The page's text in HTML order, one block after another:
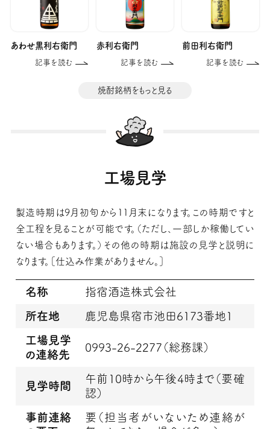
あわせ黒利右衛門
記事を読む
赤利右衛門
記事を読む
前田利右衛門
記事を読む
焼酎銘柄をもっと見る
工場見学
製造時期は9月初旬から11月末になります。この時期ですと
全工程を見ることが可能です。（ただし、一部しか稼働してい
ない場合もあります。）その他の時期は施設の見学と説明に
なります。［仕込み作業がありません。］
名称 指宿酒造株式会社
所在地 鹿児島県宿市池田6173番地1
工場見学
の連絡先
0993-26-2277（総務課）
見学時間
午前10時から午後4時まで（要確
認）
事前連絡
要（担当者がいないため連絡が